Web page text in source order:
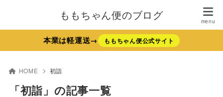
ももちゃん便のブログ
本業は軽運送→ ももちゃん便公式サイト
HOME 初詣
「初詣」の記事一覧